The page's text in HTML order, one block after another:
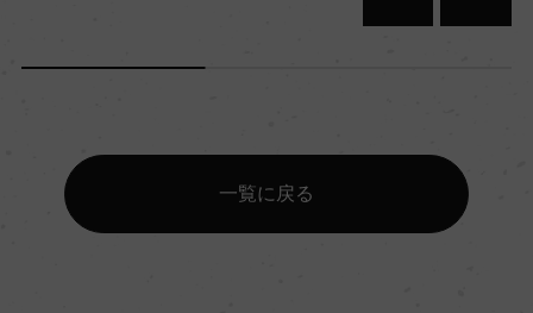
キャップの仕様
一覧に戻る